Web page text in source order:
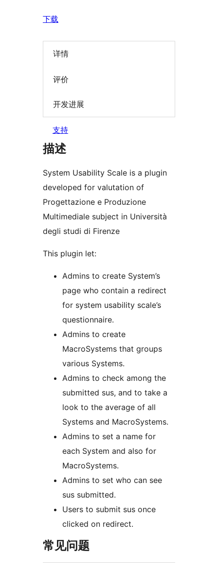
下载
详情
评价
开发进展
支持
描述
System Usability Scale is a plugin
developed for valutation of
Progettazione e Produzione
Multimediale subject in Università
degli studi di Firenze
This plugin let:
Admins to create System’s
page who contain a redirect
for system usability scale’s
questionnaire.
Admins to create
MacroSystems that groups
various Systems.
Admins to check among the
submitted sus, and to take a
look to the average of all
Systems and MacroSystems.
Admins to set a name for
each System and also for
MacroSystems.
Admins to set who can see
sus submitted.
Users to submit sus once
clicked on redirect.
常见问题